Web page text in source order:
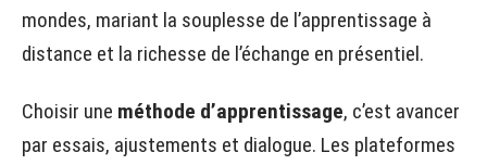
mondes, mariant la souplesse de l’apprentissage à
distance et la richesse de l’échange en présentiel.
Choisir une méthode d’apprentissage, c’est avancer
par essais, ajustements et dialogue. Les plateformes